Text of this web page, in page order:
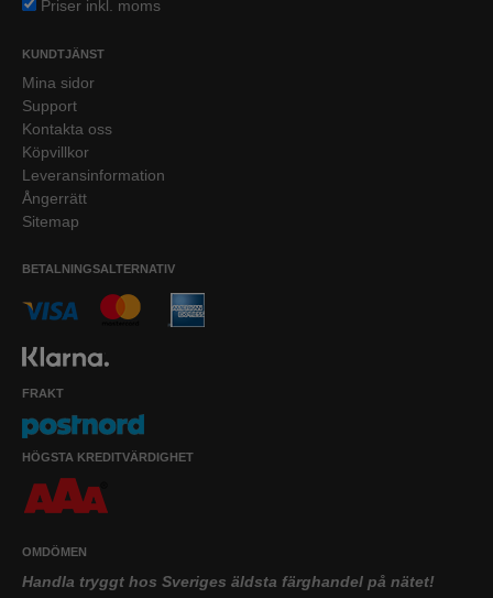
Priser inkl. moms
KUNDTJÄNST
Mina sidor
Support
Kontakta oss
Köpvillkor
Leveransinformation
Ångerrätt
Sitemap
BETALNINGSALTERNATIV
FRAKT
HÖGSTA KREDITVÄRDIGHET
OMDÖMEN
Handla tryggt hos Sveriges äldsta färghandel på nätet!